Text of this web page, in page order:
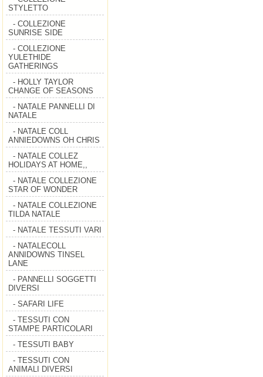
STYLETTO
- COLLEZIONE
SUNRISE SIDE
- COLLEZIONE
YULETHIDE
GATHERINGS
- HOLLY TAYLOR
CHANGE OF SEASONS
- NATALE PANNELLI DI
NATALE
- NATALE COLL
ANNIEDOWNS OH CHRIS
- NATALE COLLEZ
HOLIDAYS AT HOME,,
- NATALE COLLEZIONE
STAR OF WONDER
- NATALE COLLEZIONE
TILDA NATALE
- NATALE TESSUTI VARI
- NATALECOLL
ANNIDOWNS TINSEL
LANE
- PANNELLI SOGGETTI
DIVERSI
- SAFARI LIFE
- TESSUTI CON
STAMPE PARTICOLARI
- TESSUTI BABY
- TESSUTI CON
ANIMALI DIVERSI